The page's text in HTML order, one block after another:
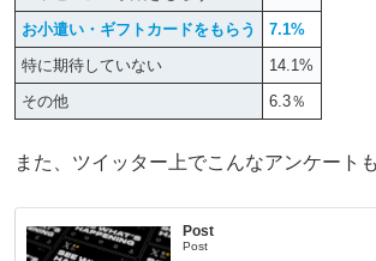
お小遣い・ギフトカードをもらう
7.1%
特に期待していない
14.1%
その他
6.3％
また、ツイッター上でこんなアンケート
Post
Post